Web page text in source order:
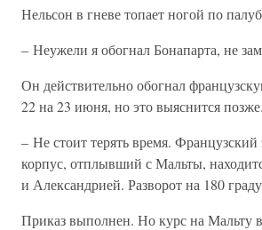
Нельсон в гневе топает ногой по
– Неужели я обогнал Бонапарта, не
Он действительно обогнал
22 на 23 июня, но это выяснится позже.
– Не стоит терять время.
корпус, отплывший с Мальты,
и Александрией. Разворот на 180
Приказ выполнен. Но курс на Мальту